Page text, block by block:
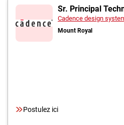
Sr. Principal
Cadence design
Mount Royal
Postulez ici